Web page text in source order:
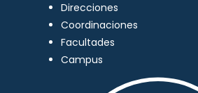
Direcciones
Coordinaciones
Facultades
Campus